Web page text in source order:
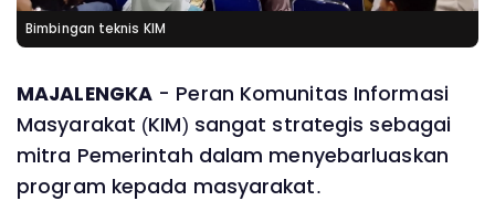
Bimbingan teknis KIM
MAJALENGKA - Peran Komunitas Informasi
Masyarakat (KIM) sangat strategis sebagai
mitra Pemerintah dalam menyebarluaskan
program kepada masyarakat.